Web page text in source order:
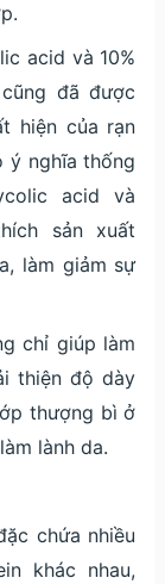
acid và 10%
đã được
hiện của rạn
ý nghĩa thống
acid và
sản xuất
làm giảm sự
chỉ giúp làm
thiện độ dày
thượng bì ở
lành da.
chứa nhiều
khác nhau,